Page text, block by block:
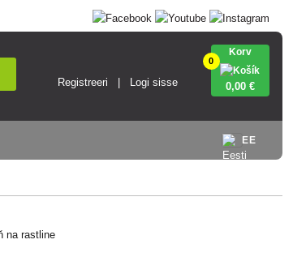
Registreeri Logi sisse
0
Korv
0,00 €
EE